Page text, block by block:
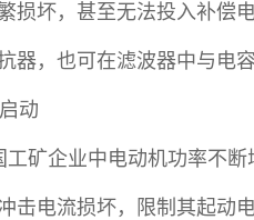
损坏，甚至无法投入补偿
器，也可在滤波器中与电
动
工矿企业中电动机功率不
击电流损坏，限制其起动